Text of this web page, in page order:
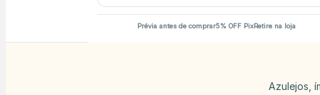
Prévia antes de comprar5% OFF PixRetire na loja
Azulejos,